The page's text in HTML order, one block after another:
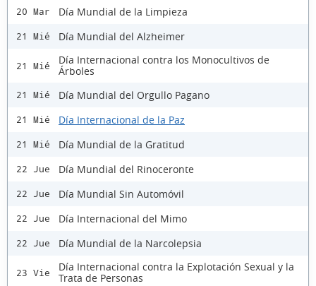
20 Mar Día Mundial de la Limpieza
21 Mié Día Mundial del Alzheimer
21 Mié
Día Internacional contra los Monocultivos de
Árboles
21 Mié Día Mundial del Orgullo Pagano
21 Mié Día Internacional de la Paz
21 Mié Día Mundial de la Gratitud
22 Jue Día Mundial del Rinoceronte
22 Jue Día Mundial Sin Automóvil
22 Jue Día Internacional del Mimo
22 Jue Día Mundial de la Narcolepsia
23 Vie
Día Internacional contra la Explotación Sexual y la
Trata de Personas